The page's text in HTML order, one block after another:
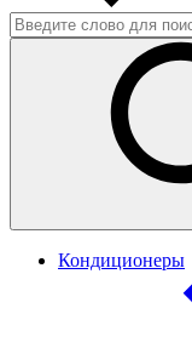
Кондиционеры